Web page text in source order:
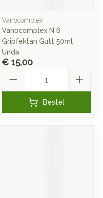
Vanocomplex
Vanocomplex N 6
Gripfektan Gutt 50ml
Unda
€ 15,00
Bestel